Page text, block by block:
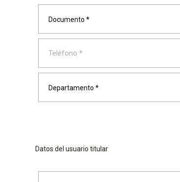
Documento *
Departamento *
Datos del usuario titular